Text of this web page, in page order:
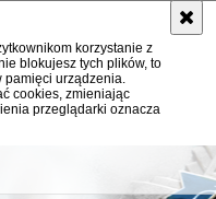
korzystanie z
blokujesz tych plików, to
pamięci urządzenia.
cookies, zmieniając
przeglądarki oznacza